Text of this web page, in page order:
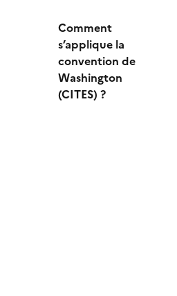
Comment
s’applique la
convention de
Washington
(CITES) ?